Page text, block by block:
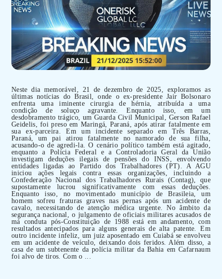
Neste dia memorável, 21 de dezembro de 2025, exploramos as
últimas notícias do Brasil, onde o ex-presidente Jair Bolsonaro
enfrenta uma iminente cirurgia de hérnia, atribuída a uma
condição de soluço agravante. Enquanto isso, em um
desdobramento trágico, um Guarda Civil Municipal, Gerson Rafael
Geidelis, foi preso em Maringá, Paraná, após atirar fatalmente em
sua ex-parceira. Em um incidente separado em Três Barras,
Paraná, um pai atirou fatalmente no namorado de sua filha,
acusando-o de agredi-la. O cenário político também está agitado,
enquanto a Polícia Federal e a Controladoria Geral da União
investigam deduções ilegais de pensões do INSS, envolvendo
entidades ligadas ao Partido dos Trabalhadores (PT). A AGU
iniciou ações legais contra essas organizações, incluindo a
Confederação Nacional dos Trabalhadores Rurais (Contag), que
supostamente lucrou significativamente com essas deduções.
Enquanto isso, no movimentado município de Brasileia, um
homem sofreu fraturas graves nas pernas após um acidente de
cavalo, necessitando de atenção médica urgente. No âmbito da
segurança nacional, o julgamento de oficiais militares acusados de
má conduta pós-Constituição de 1988 está em andamento, com
resultados antecipados para alguns generais de alta patente. Em
outro incidente infeliz, um juiz aposentado em Cuiabá se envolveu
em um acidente de veículo, deixando dois feridos. Além disso, a
casa de um subtenente da polícia militar da Bahia em Cafarnaum
foi alvo de tiros. Com o ...